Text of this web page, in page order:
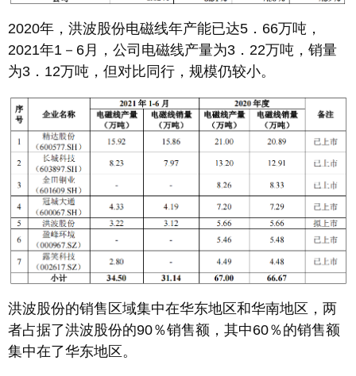
2020年，洪波股份电磁线年产能已达5．66万吨，
2021年1－6月，公司电磁线产量为3．22万吨，销量
为3．12万吨，但对比同行，规模仍较小。
洪波股份的销售区域集中在华东地区和华南地区，两
者占据了洪波股份的90％销售额，其中60％的销售额
集中在了华东地区。